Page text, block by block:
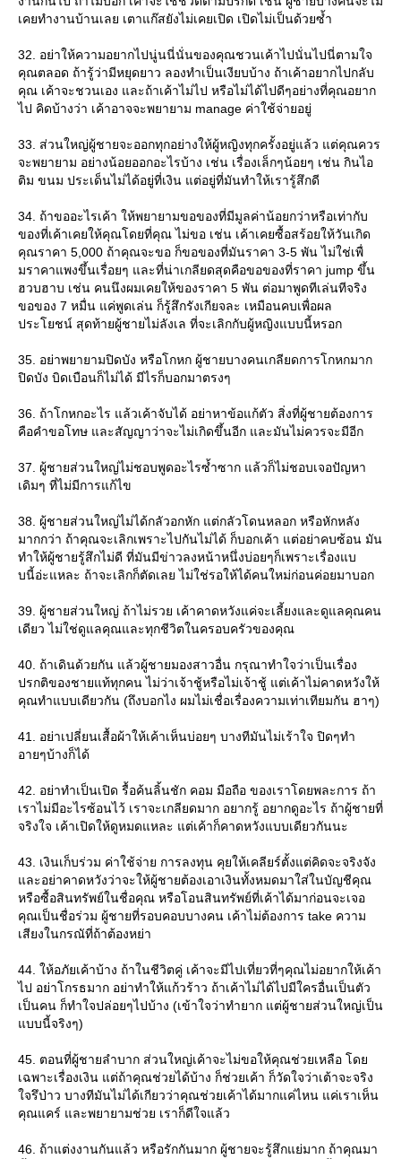
เคยทำงานบ้านเลย เตาแก๊สยังไม่เคยเปิด เปิดไม่เป็นด้วยซ้ำ
32. อย่าให้ความอยากไปนู่นนี่นั่นของคุณชวนเค้าไปนั่นไปนี่ตามใจ
คุณตลอด ถ้ารู้ว่ามีหยุดยาว ลองทำเป็นเงียบบ้าง ถ้าเค้าอยากไปกลับ
คุณ เค้าจะชวนเอง และถ้าเค้าไม่ไป หรือไม่ได้ไปดีๆอย่างที่คุณอยาก
ไป คิดบ้างว่า เค้าอาจจะพยายาม manage ค่าใช้จ่ายอยู่
33. ส่วนใหญ่ผู้ชายจะออกทุกอย่างให้ผู้หญิงทุกครั้งอยู่แล้ว แต่คุณควร
จะพยายาม อย่างน้อยออกอะไรบ้าง เช่น เรื่องเล็กๆน้อยๆ เช่น กินไอ
ติม ขนม ประเด็นไม่ได้อยู่ที่เงิน แต่อยู่ที่มันทำให้เรารู้สึกดี
34. ถ้าขออะไรเค้า ให้พยายามขอของที่มีมูลค่าน้อยกว่าหรือเท่ากับ
ของที่เค้าเคยให้คุณโดยที่คุณ ไม่ขอ เช่น เค้าเคยซื้อสร้อยให้วันเกิด
คุณราคา 5,000 ถ้าคุณจะขอ ก็ขอของที่มันราคา 3-5 พัน ไม่ใช่เพื่
มราคาแพงขึ้นเรื่อยๆ และที่น่าเกลียดสุดคือขอของที่ราคา jump ขึ้น
ฮวบฮาบ เช่น คนนึงผมเคยให้ของราคา 5 พัน ต่อมาพูดทีเล่นทีจริง
ขอของ 7 หมื่น แค่พูดเล่น ก็รู้สึกรังเกียจละ เหมือนคบเพื่อผล
ประโยชน์ สุดท้ายผู้ชายไม่ลังเล ที่จะเลิกกับผู้หญิงแบบนี้หรอก
35. อย่าพยายามปิดบัง หรือโกหก ผู้ชายบางคนเกลียดการโกหกมาก
ปิดบัง บิดเบือนก็ไม่ได้ มีไรก็บอกมาตรงๆ
36. ถ้าโกหกอะไร แล้วเค้าจับได้ อย่าหาข้อแก้ตัว สิ่งที่ผู้ชายต้องการ
คือคำขอโทษ และสัญญาว่าจะไม่เกิดขึ้นอีก และมันไม่ควรจะมีอีก
37. ผู้ชายส่วนใหญ่ไม่ชอบพูดอะไรซ้ำซาก แล้วก็ไม่ชอบเจอปัญหา
เดิมๆ ที่ไม่มีการแก้ไข
38. ผู้ชายส่วนใหญ่ไม่ได้กลัวอกหัก แต่กลัวโดนหลอก หรือหักหลัง
มากกว่า ถ้าคุณจะเลิกเพราะไปกันไม่ได้ ก็บอกเค้า แต่อย่าคบซ้อน มัน
ทำให้ผู้ชายรู้สึกไม่ดี ที่มันมีข่าวลงหน้าหนึ่งบ่อยๆก็เพราะเรื่องแบ
บนี้อ่ะแหละ ถ้าจะเลิกก็ตัดเลย ไม่ใช่รอให้ได้คนใหม่ก่อนค่อยมาบอก
39. ผู้ชายส่วนใหญ่ ถ้าไม่รวย เค้าคาดหวังแค่จะเลี้ยงและดูแลคุณคน
เดียว ไม่ใช่ดูแลคุณและทุกชีวิตในครอบครัวของคุณ
40. ถ้าเดินด้วยกัน แล้วผู้ชายมองสาวอื่น กรุณาทำใจว่าเป็นเรื่อง
ปรกติของชายแท้ทุกคน ไม่ว่าเจ้าชู้หรือไม่เจ้าชู้ แต่เค้าไม่คาดหวังให้
คุณทำแบบเดียวกัน (ถึงบอกไง ผมไม่เชื่อเรื่องความเท่าเทียมกัน​ ฮาๆ)
41. อย่าเปลี่ยนเสื้อผ้าให้เค้าเห็นบ่อยๆ บางทีมันไม่เร้าใจ ปิดๆทำ
อายๆบ้างก็ได้
42. อย่าทำเป็นเปิด รื้อค้นลิ้นชัก คอม มือถือ ของเราโดยพละการ ถ้า
เราไม่มีอะไรซ้อนไว้ เราจะเกลียดมาก อยากรู้ อยากดูอะไร ถ้าผู้ชายที่
จริงใจ เค้าเปิดให้ดูหมดแหละ แต่เค้าก็คาดหวังแบบเดียวกันนะ
43. เงินเก็บร่วม ค่าใช้จ่าย การลงทุน คุยให้เคลียร์ตั้งแต่คิดจะจริงจัง
ละอย่าคาดหวังว่าจะให้ผู้ชายต้องเอาเงินทั้งหมดมาใส่ในบัญชีคุณ
หรือซื้อสินทรัพย์ในชื่อคุณ หรือโอนสินทรัพย์ที่เค้าได้มาก่อนจะเจอ
คุณเป็นชื่อร่วม ผู้ชายที่รอบคอบบางคน เค้าไม่ต้องการ take ความ
เสียงในกรณัที่ถ้าต้องหย่า
44. ให้อภัยเค้าบ้าง ถ้าในชีวิตคู่ เค้าจะมีไปเที่ยวที่ๆคุณไม่อยากให้เค้า
ไป อย่าโกรธมาก อย่าทำให้แก้วร้าว ถ้าเค้าไม่ได้ไปมีใครอื่นเป็นตัว
เป็นคน ก็ทำใจปล่อยๆไปบ้าง (เข้าใจว่าทำยาก แต่ผู้ชายส่วนใหญ่เป็น
บบนี้จริงๆ)
45. ตอนที่ผู้ชายลำบาก ส่วนใหญ่เค้าจะไม่ขอให้คุณช่วยเหลือ โด
เฉพาะเรื่องเงิน แต่ถ้าคุณช่วยได้บ้าง ก็ช่วยเค้า ก็วัดใจว่าเต้าจะจริง
จรึป่าว บางทีมันไม่ได้เกียวว่าคุณช่วยเค้าได้มากแค่ไหน แค่เราเห็น
คุณแคร์ และพยายามช่วย เราก็ดีใจแล้ว
46. ถ้าแต่งงานกันแล้ว หรือรักกันมาก ผู้ชายจะรู้สึกแย่มาก ถ้าคุณมา